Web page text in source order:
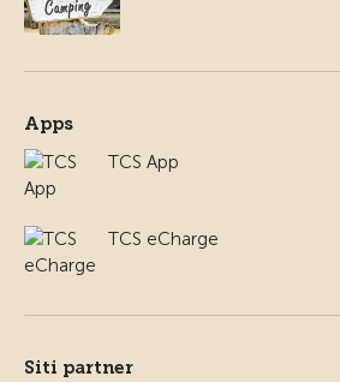
Apps
TCS App
TCS eCharge
Siti partner